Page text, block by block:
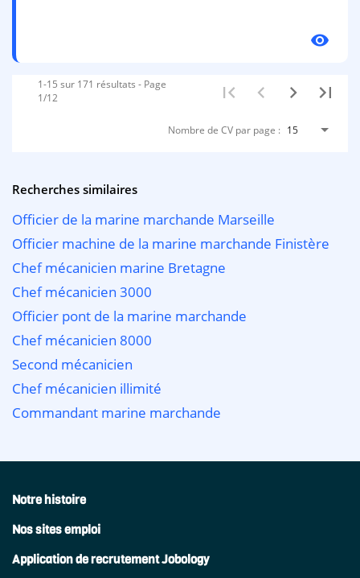
visibility
Nombre de CV par page : 15
1-15 sur 171 résultats - Page
1/12
Recherches similaires
Officier de la marine marchande Marseille
Officier machine de la marine marchande Finistère
Chef mécanicien marine Bretagne
Chef mécanicien 3000
Officier pont de la marine marchande
Chef mécanicien 8000
Second mécanicien
Chef mécanicien illimité
Commandant marine marchande
Notre histoire
Nos sites emploi
Application de recrutement Jobology